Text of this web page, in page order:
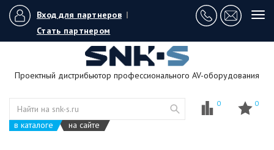
Вход для партнеров |
Стать партнером
Проектный дистрибьютор профессионального AV-оборудования
в каталоге на сайте
0 0